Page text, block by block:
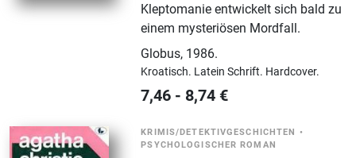
Kleptomanie entwickelt sich bald zu
einem mysteriösen Mordfall.
Globus, 1986.
Kroatisch. Latein Schrift. Hardcover.
7,46 - 8,74 €
KRIMIS/DETEKTIVGESCHICHTEN •
PSYCHOLOGISCHER ROMAN